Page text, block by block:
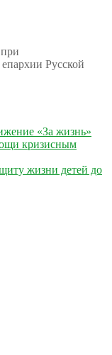
Русской
«За жизнь»
кризисным
жизни детей до